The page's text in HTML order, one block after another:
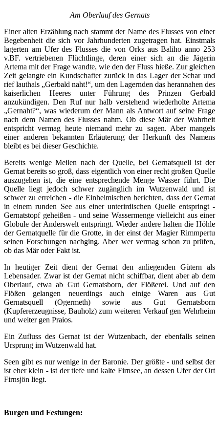
Am Oberlauf des Gernats
Einer alten Erzählung nach stammt der Name des Flusses von einer
Begebenheit die sich vor Jahrhunderten zugetragen hat. Einstmals
lagerten am Ufer des Flusses die von Orks aus Baliho anno 253
v.BF. vertriebenen Flüchtlinge, deren einer sich an die Jägerin
Artema mit der Frage wandte, wie den der Fluss hieße. Zur gleichen
Zeit gelangte ein Kundschafter zurück in das Lager der Schar und
rief lauthals „Gerbald naht!“, um den Lagernden das herannahen des
kaiserlichen Heeres unter Führung des Prinzen Gerbald
anzukündigen. Den Ruf nur halb verstehend wiederholte Artema
„Gernaht?“, was wiederum der Mann als Antwort auf seine Frage
nach dem Namen des Flusses nahm. Ob diese Mär der Wahrheit
entspricht vermag heute niemand mehr zu sagen. Aber mangels
einer anderen bekannten Erläuterung der Herkunft des Namens
bleibt es bei dieser Geschichte.
Bereits wenige Meilen nach der Quelle, bei Gernatsquell ist der
Gernat bereits so groß, dass eigentlich von einer recht großen Quelle
auszugehen ist, die eine entsprechende Menge Wasser führt. Die
Quelle liegt jedoch schwer zugänglich im Wutzenwald und ist
schwer zu erreichen - die Einheimischen berichten, dass der Gernat
in einem runden See aus einer unterirdischen Quelle entspringt -
Gernatstopf geheißen - und seine Wassermenge vielleicht aus einer
Globule der Anderswelt entspringt. Wieder andere halten die Höhle
der Gernatquelle für die Grotte, in der einst der Magier Rimmpertu
seinen Forschungen nachging. Aber wer vermag schon zu prüfen,
ob das Mär oder Fakt ist.
In heutiger Zeit dient der Gernat den anliegenden Gütern als
Lebensader. Zwar ist der Gernat nicht schiffbar, dient aber ab dem
Oberlauf, etwa ab Gut Gernatsborn, der Flößerei. Und auf den
Flößen gelangen neuerdings auch einige Waren aus Gut
Gernatsquell (Ogermeth) sowie aus Gut Gernatsborn
(Kupfererzeugnisse, Bauholz) zum weiteren Verkauf gen Wehrheim
und weiter gen Praios.
Ein Zufluss des Gernat ist der Wutzenbach, der ebenfalls seinen
Ursprung im Wutzenwald hat.
Seen gibt es nur wenige in der Baronie. Der größte - und selbst der
ist eher klein - ist der tiefe und kalte Firnsee, an dessen Ufer der Ort
Firnsjön liegt.
Burgen und Festungen: